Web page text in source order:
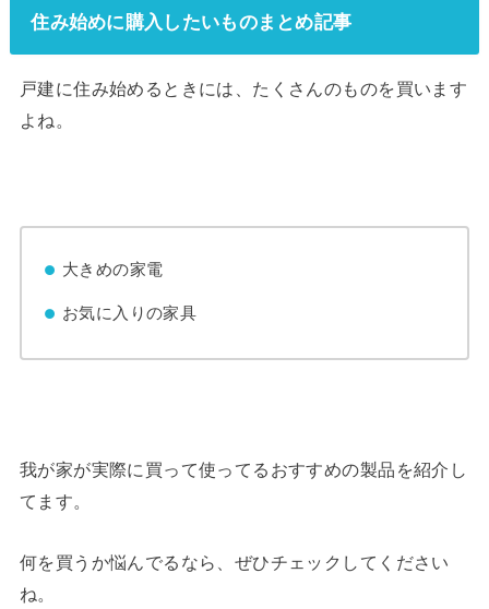
住み始めに購入したいものまとめ記事
戸建に住み始めるときには、たくさんのものを買います
よね。
大きめの家電
お気に入りの家具
我が家が実際に買って使ってるおすすめの製品を紹介し
てます。
何を買うか悩んでるなら、ぜひチェックしてください
ね。